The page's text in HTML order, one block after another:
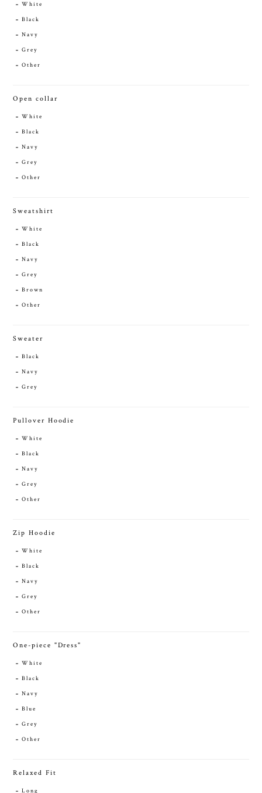
White
Black
Navy
Grey
Other
Open collar
White
Black
Navy
Grey
Other
Sweatshirt
White
Black
Navy
Grey
Brown
Other
Sweater
Black
Navy
Grey
Pullover Hoodie
White
Black
Navy
Grey
Other
Zip Hoodie
White
Black
Navy
Grey
Other
One-piece "Dress"
White
Black
Navy
Blue
Grey
Other
Relaxed Fit
Long